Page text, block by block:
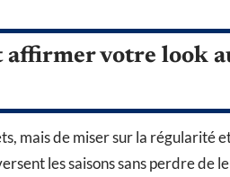
affirmer votre look
mais de miser sur la régularité
les saisons sans perdre de